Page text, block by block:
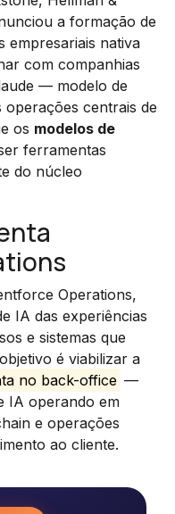
a formação de
empresariais nativa
com companhias
— modelo de
centrais de
os modelos de
ferramentas
do núcleo
Operations,
IA das experiências
e sistemas que
é viabilizar a
no back-office —
IA operando em
e operações
ao cliente.